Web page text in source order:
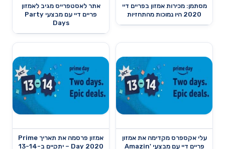
מסתמן: מכירות אמזון בפריים דיי
2020 היו נמוכות מהתחזיות
אתר לאסטפרייס מגיב לאמזון
פריים דיי עם מבצעי Party
Days
עלי אקספרס מקדימה את אמזון
פריים דיי עם מבצעי Amazin'
אמזון פרסמה את תאריך Prime
Day 2020 – יתקיים ב-13-14